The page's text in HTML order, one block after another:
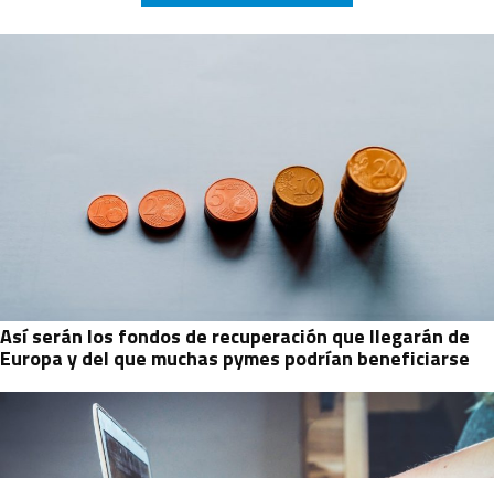
Así serán los fondos de recuperación que llegarán de
Europa y del que muchas pymes podrían beneficiarse